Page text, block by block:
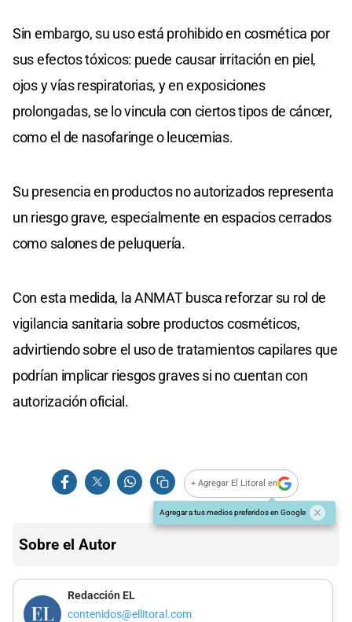
Sin embargo, su uso está prohibido en cosmética por
sus efectos tóxicos: puede causar irritación en piel,
ojos y vías respiratorias, y en exposiciones
prolongadas, se lo vincula con ciertos tipos de cáncer,
como el de nasofaringe o leucemias.
Su presencia en productos no autorizados representa
un riesgo grave, especialmente en espacios cerrados
como salones de peluquería.
Con esta medida, la ANMAT busca reforzar su rol de
vigilancia sanitaria sobre productos cosméticos,
advirtiendo sobre el uso de tratamientos capilares que
podrían implicar riesgos graves si no cuentan con
autorización oficial.
+ Agregar El Litoral en
Agregar a tus medios preferidos en Google
Sobre el Autor
Redacción EL
contenidos@ellitoral.com